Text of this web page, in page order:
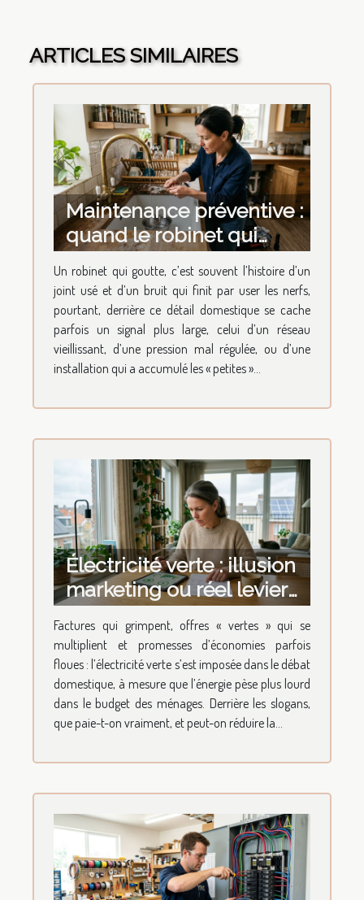
ARTICLES SIMILAIRES
Maintenance préventive :
quand le robinet qui
goutte révèle l’état du
réseau
Un robinet qui goutte, c’est souvent l’histoire d’un
joint usé et d’un bruit qui finit par user les nerfs,
pourtant, derrière ce détail domestique se cache
parfois un signal plus large, celui d’un réseau
vieillissant, d’une pression mal régulée, ou d’une
installation qui a accumulé les « petites »...
Électricité verte : illusion
marketing ou réel levier
d'économies à la maison
?
Factures qui grimpent, offres « vertes » qui se
multiplient et promesses d’économies parfois
floues : l’électricité verte s’est imposée dans le débat
domestique, à mesure que l’énergie pèse plus lourd
dans le budget des ménages. Derrière les slogans,
que paie-t-on vraiment, et peut-on réduire la...